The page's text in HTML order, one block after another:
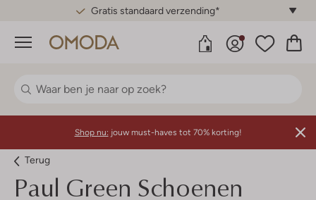
Gratis standaard verzending*
Menu
Shop nu: jouw must-haves tot 70% korting!
Terug
Paul Green Schoenen